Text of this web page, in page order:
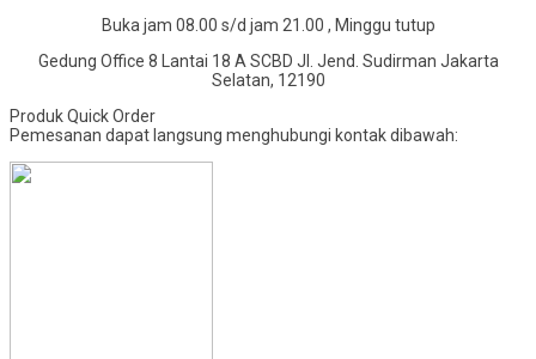
Buka jam 08.00 s/d jam 21.00 , Minggu tutup
Gedung Office 8 Lantai 18 A SCBD Jl. Jend. Sudirman Jakarta
Selatan, 12190
Produk Quick Order
Pemesanan dapat langsung menghubungi kontak dibawah: